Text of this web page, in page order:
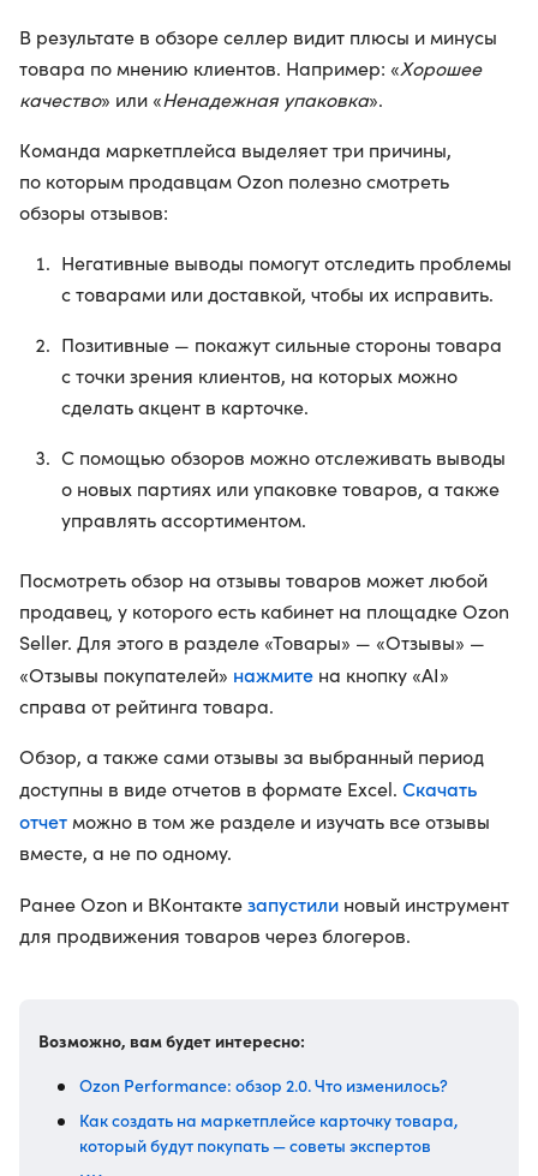
В результате в обзоре селлер видит плюсы и минусы
товара по мнению клиентов. Например: «Хорошее
качество» или «Ненадежная упаковка».
Команда маркетплейса выделяет три причины,
по которым продавцам Ozon полезно смотреть
обзоры отзывов:
Негативные выводы помогут отследить проблемы
с товарами или доставкой, чтобы их исправить.
Позитивные — покажут сильные стороны товара
с точки зрения клиентов, на которых можно
сделать акцент в карточке.
С помощью обзоров можно отслеживать выводы
о новых партиях или упаковке товаров, а также
управлять ассортиментом.
Посмотреть обзор на отзывы товаров может любой
продавец, у которого есть кабинет на площадке Ozon
Seller. Для этого в разделе «Товары» — «Отзывы» —
«Отзывы покупателей» нажмите на кнопку «AI»
справа от рейтинга товара.
Обзор, а также сами отзывы за выбранный период
доступны в виде отчетов в формате Excel. Скачать
отчет можно в том же разделе и изучать все отзывы
вместе, а не по одному.
Ранее Ozon и ВКонтактезапустили новый инструмент
для продвижения товаров через блогеров.
Возможно, вам будет интересно:
Ozon Performance: обзор 2.0. Что изменилось?
Как создать на маркетплейсе карточку товара,
который будут покупать — советы экспертов